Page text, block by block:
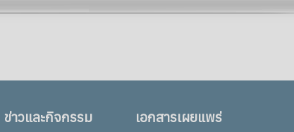
ข่าวและกิจกรรม เอกสารเผยแพร่